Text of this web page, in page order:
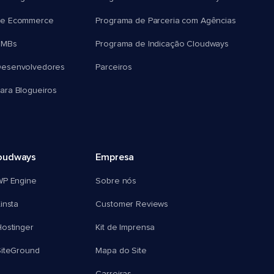
Ecommerce
Blogueiros
Programa de Parceria com Agências
Programa de Indicação Cloudways
Parceiros
Engine
Empresa
Sobre nós
Customer Reviews
Kit de Imprensa
Mapa do Site